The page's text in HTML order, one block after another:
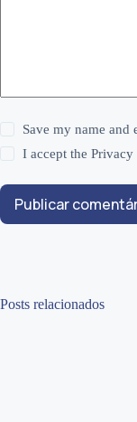
Save my name
I accept thePrivacy
Publicar
Posts relacionados